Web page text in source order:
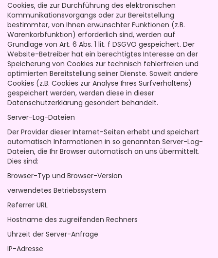
Cookies, die zur Durchführung des elektronischen
Kommunikationsvorgangs oder zur Bereitstellung
bestimmter, von Ihnen erwünschter Funktionen (z.B.
Warenkorbfunktion) erforderlich sind, werden auf
Grundlage von Art. 6 Abs. 1 lit. f DSGVO gespeichert. Der
Website-Betreiber hat ein berechtigtes Interesse an der
Speicherung von Cookies zur technisch fehlerfreien und
optimierten Bereitstellung seiner Dienste. Soweit andere
Cookies (z.B. Cookies zur Analyse Ihres Surfverhaltens)
gespeichert werden, werden diese in dieser
Datenschutzerklärung gesondert behandelt.
Server-Log-Dateien
Der Provider dieser Internet-Seiten erhebt und speichert
automatisch Informationen in so genannten Server-Log-
Dateien, die Ihr Browser automatisch an uns übermittelt.
Dies sind:
Browser-Typ und Browser-Version
verwendetes Betriebssystem
Referrer URL
Hostname des zugreifenden Rechners
Uhrzeit der Server-Anfrage
IP-Adresse